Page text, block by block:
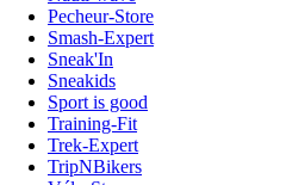
Pecheur-Store
Smash-Expert
Sneak'In
Sneakids
Sport is good
Training-Fit
Trek-Expert
TripNBikers